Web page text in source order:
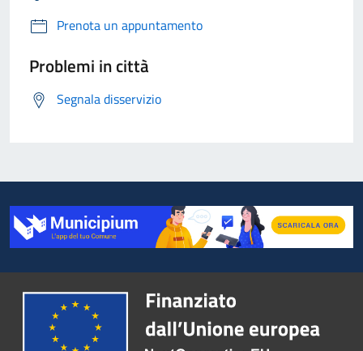
Prenota un appuntamento
Problemi in città
Segnala disservizio